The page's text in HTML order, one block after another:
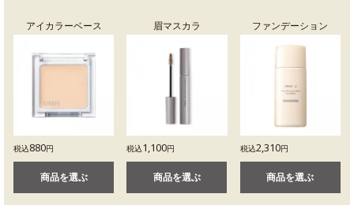
アイカラーベース
税込880円
商品を選ぶ
眉マスカラ
税込1,100円
商品を選ぶ
ファンデーション
税込2,310円
商品を選ぶ